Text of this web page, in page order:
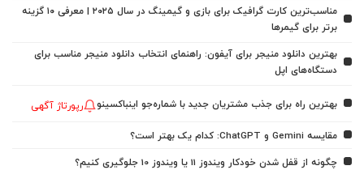
مناسب‌ترین کارت گرافیک برای بازی و گیمینگ در سال ۲۰۲۵ | معرفی ۱۰ گزینه
برتر برای گیمرها
بهترین دانلود منیجر برای آیفون: راهنمای انتخاب دانلود منیجر مناسب برای
دستگاه‌های اپل
بهترین راه برای جذب مشتریان جدید با شماره‌جو اینباکسینو رپورتاژ آگهی
مقایسه Gemini و ChatGPT: کدام یک بهتر است؟
چگونه از قفل شدن خودکار ویندوز 11 یا ویندوز 10 جلوگیری کنیم؟